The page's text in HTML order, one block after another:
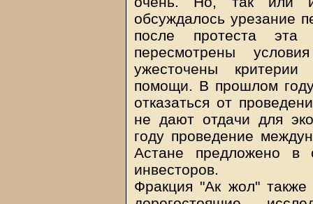
обсуждалось урезание
после протеста
пересмотрены
ужесточены критерии
помощи. В прошлом
отказаться от
не дают отдачи для
году проведение
Астане предложено в
инвесторов.
Фракция "Ак жол" также